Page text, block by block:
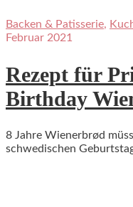
Backen & Patisserie,
Februar 2021
Rezept für
Birthday
8 Jahre Wienerbrød
schwedischen